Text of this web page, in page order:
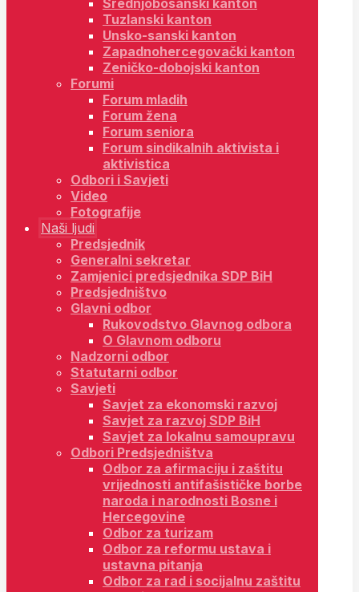
Srednjobosanski kanton
Tuzlanski kanton
Unsko-sanski kanton
Zapadnohercegovački kanton
Zeničko-dobojski kanton
Forumi
Forum mladih
Forum žena
Forum seniora
Forum sindikalnih aktivista i
aktivistica
Odbori i Savjeti
Video
Fotografije
Naši ljudi
Predsjednik
Generalni sekretar
Zamjenici predsjednika SDP BiH
Predsjedništvo
Glavni odbor
Rukovodstvo Glavnog odbora
O Glavnom odboru
Nadzorni odbor
Statutarni odbor
Savjeti
Savjet za ekonomski razvoj
Savjet za razvoj SDP BiH
Savjet za lokalnu samoupravu
Odbori Predsjedništva
Odbor za afirmaciju i zaštitu
vrijednosti antifašističke borbe
naroda i narodnosti Bosne i
Hercegovine
Odbor za turizam
Odbor za reformu ustava i
ustavna pitanja
Odbor za rad i socijalnu zaštitu